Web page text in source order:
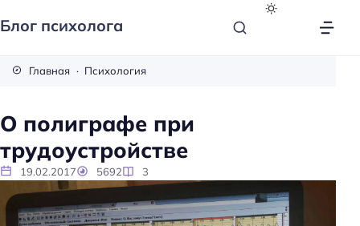
Блог психолога
Главная Психология
О полиграфе при
трудоустройстве
19.02.2017 5692 3